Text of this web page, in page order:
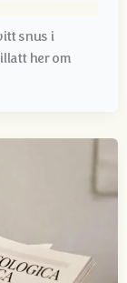
snus i
her om